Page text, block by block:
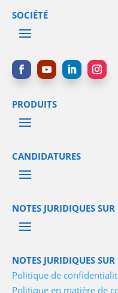
SOCIÉTÉ
PRODUITS
CANDIDATURES
NOTES JURIDIQUES SUR
NOTES JURIDIQUES SUR
Politique de
Politique en matière de